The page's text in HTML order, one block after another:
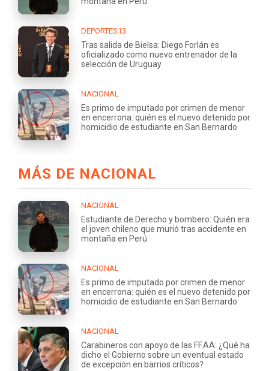
DEPORTES13
Tras salida de Bielsa: Diego Forlán es
oficializado como nuevo entrenador de la
selección de Uruguay
NACIONAL
Es primo de imputado por crimen de menor
en encerrona: quién es el nuevo detenido por
homicidio de estudiante en San Bernardo
MÁS DE NACIONAL
NACIONAL
Estudiante de Derecho y bombero: Quién era
el joven chileno que murió tras accidente en
montaña en Perú
NACIONAL
Es primo de imputado por crimen de menor
en encerrona: quién es el nuevo detenido por
homicidio de estudiante en San Bernardo
NACIONAL
Carabineros con apoyo de las FF.AA: ¿Qué ha
dicho el Gobierno sobre un eventual estado
de excepción en barrios críticos?